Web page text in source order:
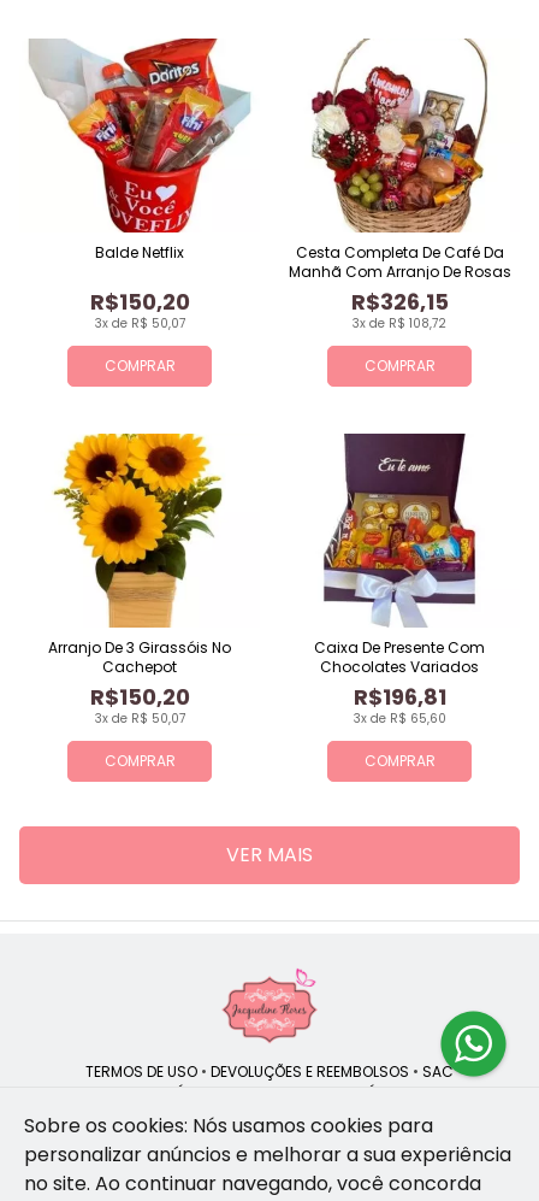
COMPRAR
3x de R$ 50,07
R$150,20
Balde Netflix
COMPRAR
3x de R$ 108,72
R$326,15
Cesta Completa De Café Da
Manhã Com Arranjo De Rosas
COMPRAR
3x de R$ 50,07
R$150,20
Arranjo De 3 Girassóis No
Cachepot
COMPRAR
3x de R$ 65,60
R$196,81
Caixa De Presente Com
Chocolates Variados
VER MAIS
TERMOS DE USO • DEVOLUÇÕES E REEMBOLSOS • SAC
POLÍTICA DE PRIVACIDADE POLÍTICA DE COOKIES
Jacqueline Flores | CNPJ: 47.335.418/0001-13
Sobre os cookies: Nós usamos cookies para
personalizar anúncios e melhorar a sua experiência
no site. Ao continuar navegando, você concorda